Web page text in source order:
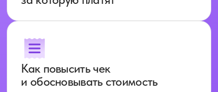
Вместе с Екатериной Сидиченко
они разберут:
Михаил Гребенюк -
публичный разбор
бухгалтерского бизнеса.
« Аномалия